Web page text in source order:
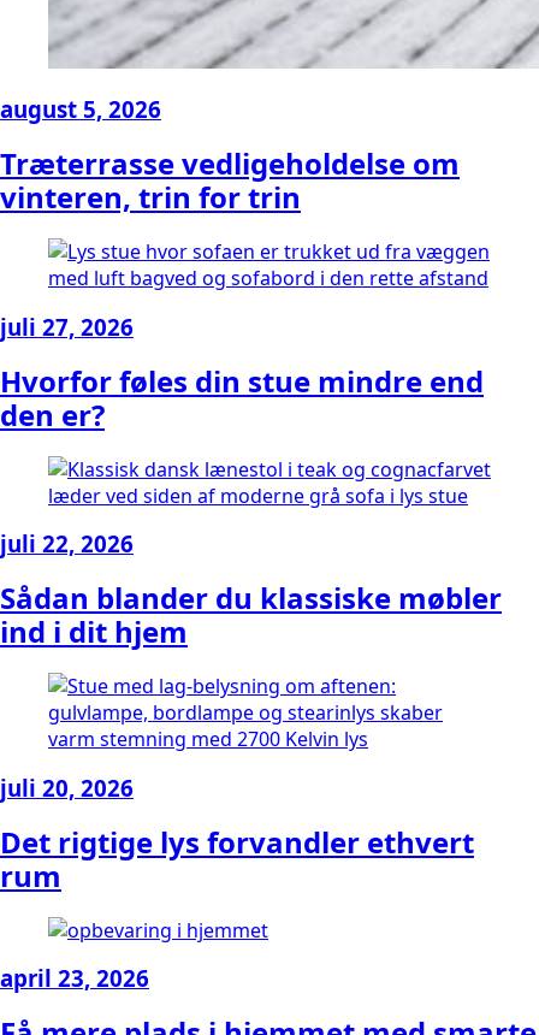
august 5, 2026
Træterrasse vedligeholdelse om
vinteren, trin for trin
juli 27, 2026
Hvorfor føles din stue mindre end
den er?
juli 22, 2026
Sådan blander du klassiske møbler
ind i dit hjem
juli 20, 2026
Det rigtige lys forvandler ethvert
rum
april 23, 2026